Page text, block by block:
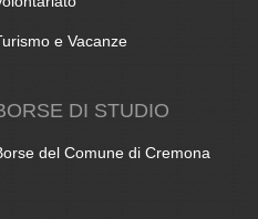
e Vacanze
DI STUDIO
del Comune di Cremona